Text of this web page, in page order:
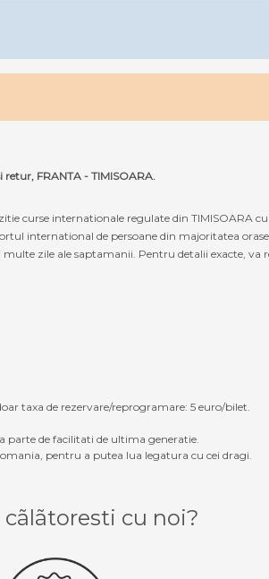
FRANTA - TIMISOARA.
curse internationale regulate din TIMISOARA
international de persoane din majoritatea
zile ale saptamanii. Pentru detalii exacte,
taxa de rezervare/reprogramare: 5 euro/bilet.
parte de facilitati de ultima generatie.
pentru a putea lua legatura cu cei dragi.
cãlãtoresti cu noi?